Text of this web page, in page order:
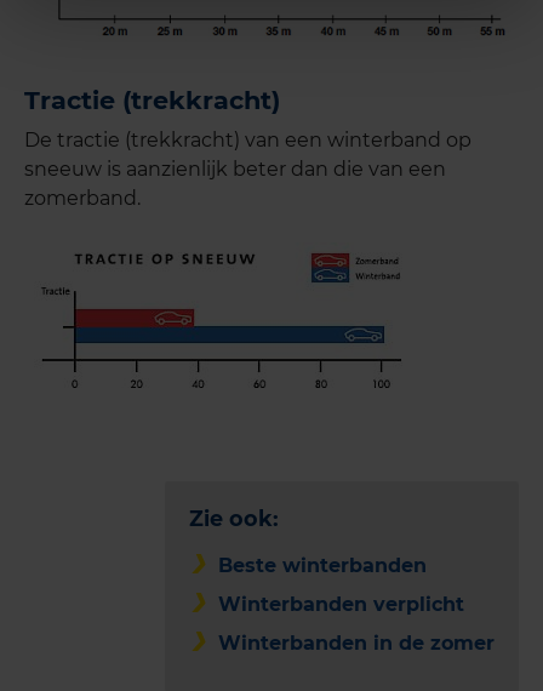
Tractie (trekkracht)
De tractie (trekkracht) van een winterband op
sneeuw is aanzienlijk beter dan die van een
zomerband.
Zie ook:
Beste winterbanden
Winterbanden verplicht
Winterbanden in de zomer